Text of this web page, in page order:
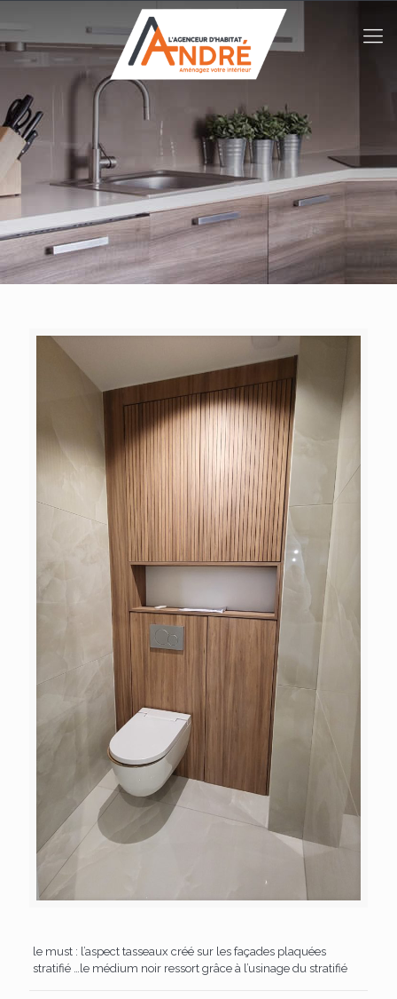
le must : l’aspect tasseaux créé sur les façades plaquées
stratifié …le médium noir ressort grâce à l’usinage du stratifié